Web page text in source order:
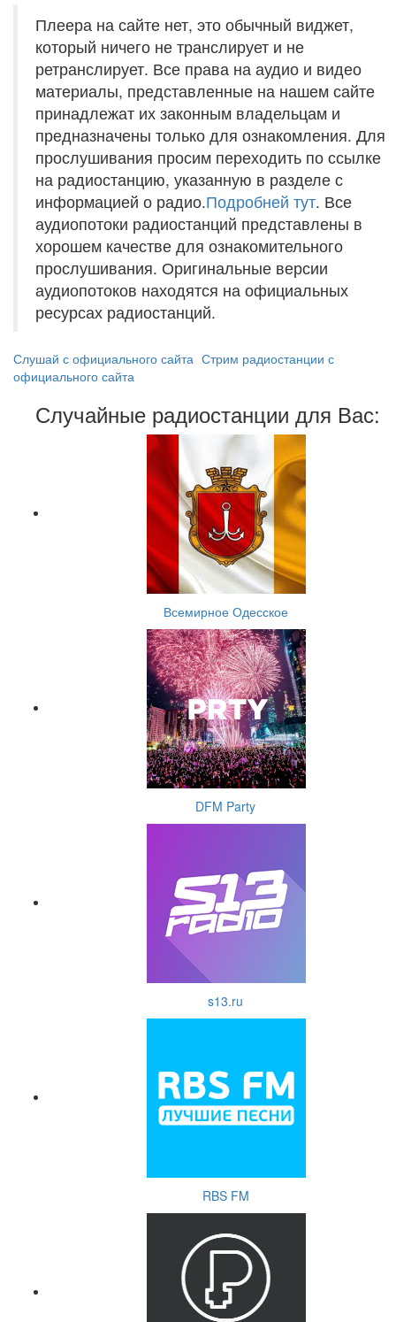
Плеера на сайте нет, это обычный виджет,
который ничего не транслирует и не
ретранслирует. Все права на аудио и видео
материалы, представленные на нашем сайте
принадлежат их законным владельцам и
предназначены только для ознакомления. Для
прослушивания просим переходить по ссылке
на радиостанцию, указанную в разделе с
информацией о радио.Подробней тут. Все
аудиопотоки радиостанций представлены в
хорошем качестве для ознакомительного
прослушивания. Оригинальные версии
аудиопотоков находятся на официальных
ресурсах радиостанций.
Слушай с официального сайта Стрим радиостанции с
официального сайта
Случайные радиостанции для Вас:
Всемирное Одесское
DFM Party
s13.ru
RBS FM